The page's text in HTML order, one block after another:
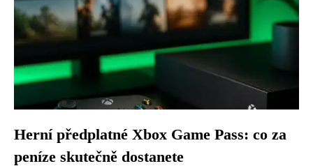
Herní předplatné Xbox Game Pass: co za
peníze skutečně dostanete